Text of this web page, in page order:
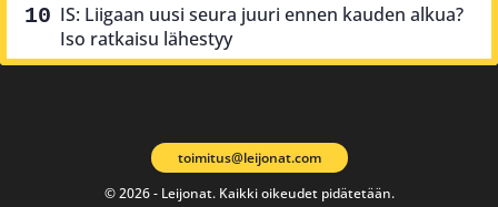
IS: Liigaan uusi seura juuri ennen kauden alkua?
Iso ratkaisu lähestyy
© 2026 - Leijonat. Kaikki oikeudet pidätetään.
toimitus@leijonat.com